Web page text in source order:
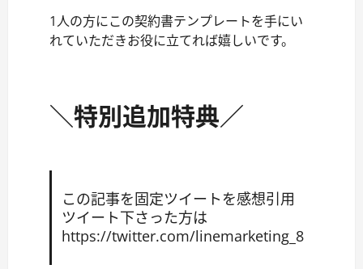
1人の方にこの契約書テンプレートを手にい
れていただきお役に立てれば嬉しいです。
＼特別追加特典／
この記事を固定ツイートを感想引用
ツイート下さった方は
https://twitter.com/linemarketing_8